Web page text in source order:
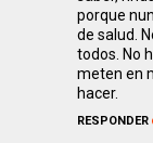
porque
de salud.
todos. No
meten en
hacer.
RESPONDER